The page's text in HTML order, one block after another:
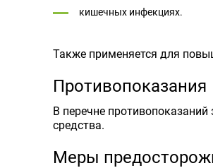
кишечных инфекциях.
Также применяется для
Противопоказания
В перечне
средства.
Меры